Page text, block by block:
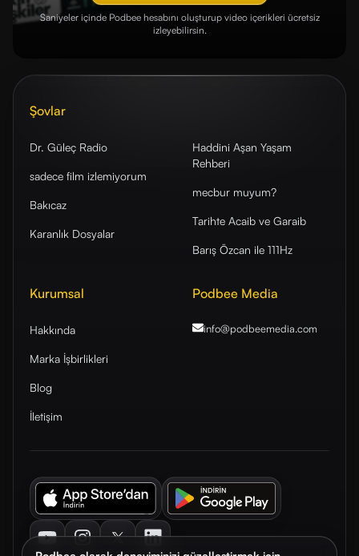
Saniyeler içinde Podbee hesabını oluşturup video içerikleri ücretsiz
izleyebilirsin.
Şovlar
Dr. Güleç Radio
sadece film izlemiyorum
Bakıcaz
Karanlık Dosyalar
Haddini Aşan Yaşam
Rehberi
mecbur muyum?
Tarihte Acaib ve Garaib
Barış Özcan ile 111Hz
Kurumsal
Hakkında
Marka İşbirlikleri
Blog
İletişim
Podbee Media
info@podbeemedia.com